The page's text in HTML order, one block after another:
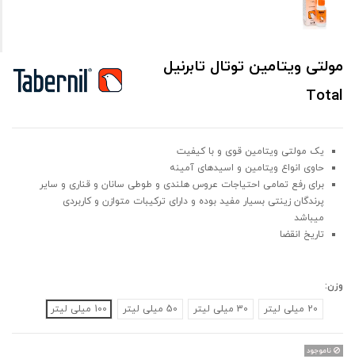
مولتی ویتامین توتال تابرنیل
Total
یک‌ مولتی ویتامین قوی و‌ با کیفیت
حاوی انواع ویتامین و اسیدهای آمینه
برای رفع تمامی احتیاجات عروس هلندی و طوطی سانان و قناری و سایر
پرندگان زینتی بسیار مفید بوده و دارای ترکیبات متوازن و کاربردی
میباشد
تاریخ انقضا
وزن:
20 میلی لیتر
30 میلی لیتر 50 میلی لیتر 100 میلی لیتر
ناموجود